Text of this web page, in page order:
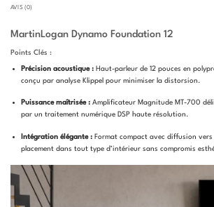
AVIS (0)
MartinLogan Dynamo Foundation 12
Points Clés :
Précision acoustique :Haut-parleur de 12 pouces en
conçu par analyse Klippel pour minimiser la distorsion.
Puissance maîtrisée :Amplificateur Magnitude MT-700
par un traitement numérique DSP haute résolution.
Intégration élégante :Format compact avec diffusion
placement dans tout type d’intérieur sans compromis